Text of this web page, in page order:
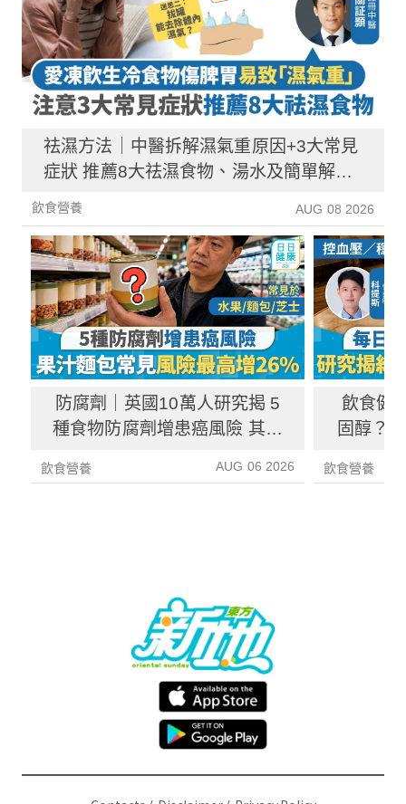
祛濕方法｜中醫拆解濕氣重原因+3大常見
症狀 推薦8大祛濕食物、湯水及簡單解決
方法！
飲食營養 AUG 08 2026
防腐劑｜英國10萬人研究揭 5
種食物防腐劑增患癌風險 其中
飲食營養 AUG 06 2026
飲食健
固醇？
飲食營養